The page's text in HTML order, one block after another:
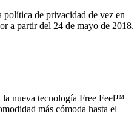
política de privacidad de vez en
a partir del 24 de mayo de 2018.
nueva tecnología Free Feel™
más cómoda hasta el